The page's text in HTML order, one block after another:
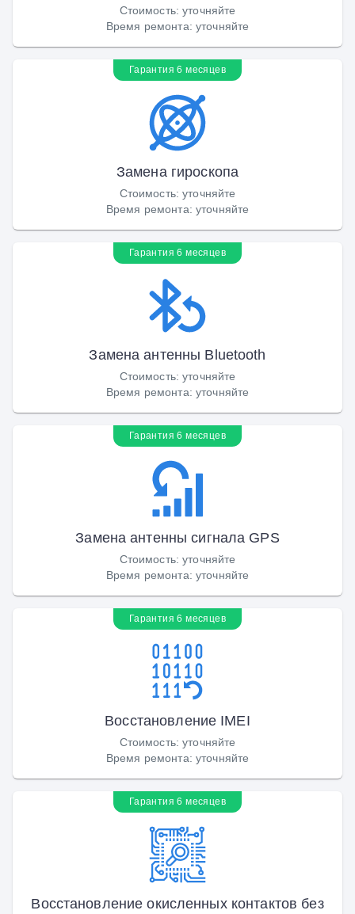
Стоимость:уточняйте
Время ремонта: уточняйте
Гарантия 6 месяцев
Замена гироскопа
Стоимость:уточняйте
Время ремонта: уточняйте
Гарантия 6 месяцев
Замена антенны Bluetooth
Стоимость:уточняйте
Время ремонта: уточняйте
Гарантия 6 месяцев
Замена антенны сигнала GPS
Стоимость:уточняйте
Время ремонта: уточняйте
Гарантия 6 месяцев
Восстановление IMEI
Стоимость:уточняйте
Время ремонта: уточняйте
Гарантия 6 месяцев
Восстановление окисленных контактов без